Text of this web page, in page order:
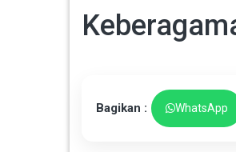
Bagikan : WhatsApp